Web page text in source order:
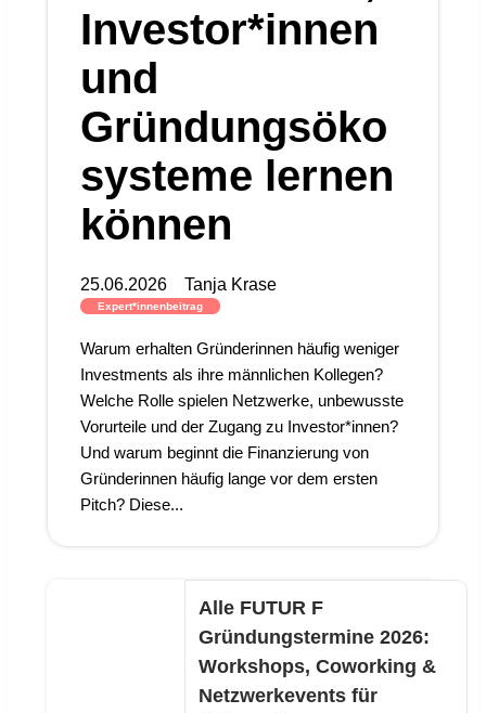
Investor*innen
und
Gründungsöko
systeme lernen
können
25.06.2026 Tanja Krase
Expert*innenbeitrag
Warum erhalten Gründerinnen häufig weniger
Investments als ihre männlichen Kollegen?
Welche Rolle spielen Netzwerke, unbewusste
Vorurteile und der Zugang zu Investor*innen?
Und warum beginnt die Finanzierung von
Gründerinnen häufig lange vor dem ersten
Pitch? Diese...
Alle FUTUR F
Gründungstermine 2026:
Workshops, Coworking &
Netzwerkevents für